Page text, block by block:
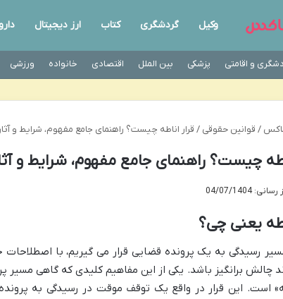
وکیل گردشگری کتاب ارز دیجیتال
و اقامتی پزشکی بین الملل اقتصادی خانواده ورزشی
/ قوانین حقوقی / قرار اناطه چیست؟ راهنمای جامع مفهوم، شرایط و
چیست؟ راهنمای جامع مفهوم، شرایط و
04/07/1404
یعنی چی؟
رسیدگی به یک پرونده قضایی قرار می گیریم، با
چالش برانگیز باشد. یکی از این مفاهیم کلیدی که گاهی مسیر
است. این قرار در واقع یک توقف موقت در رسیدگی به